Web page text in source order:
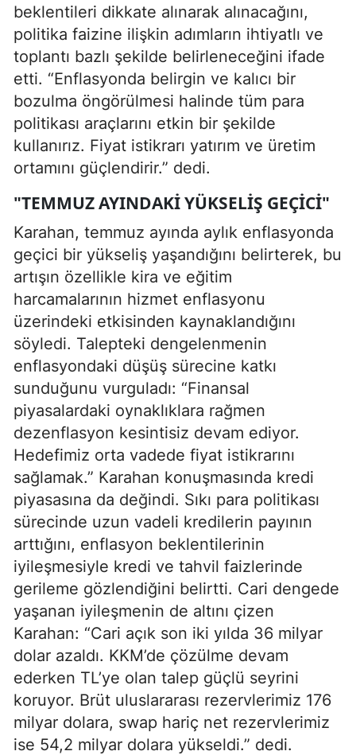
beklentileri dikkate alınarak alınacağını,
politika faizine ilişkin adımların ihtiyatlı ve
toplantı bazlı şekilde belirleneceğini ifade
etti. “Enflasyonda belirgin ve kalıcı bir
bozulma öngörülmesi halinde tüm para
politikası araçlarını etkin bir şekilde
kullanırız. Fiyat istikrarı yatırım ve üretim
ortamını güçlendirir.” dedi.
"TEMMUZ AYINDAKI YÜKSELIŞ GEÇICI"
Karahan, temmuz ayında aylık enflasyonda
geçici bir yükseliş yaşandığını belirterek, bu
artışın özellikle kira ve eğitim
harcamalarının hizmet enflasyonu
üzerindeki etkisinden kaynaklandığını
söyledi. Talepteki dengelenmenin
enflasyondaki düşüş sürecine katkı
sunduğunu vurguladı: “Finansal
piyasalardaki oynaklıklara rağmen
dezenflasyon kesintisiz devam ediyor.
Hedefimiz orta vadede fiyat istikrarını
sağlamak.” Karahan konuşmasında kredi
piyasasına da değindi. Sıkı para politikası
sürecinde uzun vadeli kredilerin payının
arttığını, enflasyon beklentilerinin
iyileşmesiyle kredi ve tahvil faizlerinde
gerileme gözlendiğini belirtti. Cari dengede
yaşanan iyileşmenin de altını çizen
Karahan: “Cari açık son iki yılda 36 milyar
dolar azaldı. KKM’de çözülme devam
ederken TL’ye olan talep güçlü seyrini
koruyor. Brüt uluslararası rezervlerimiz 176
milyar dolara, swap hariç net rezervlerimiz
ise 54,2 milyar dolara yükseldi.” dedi.